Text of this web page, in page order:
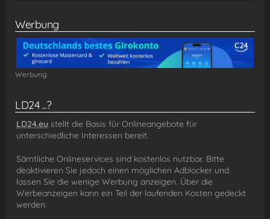
Werbung
Werbung
LD24 ...?
LD24.eu stellt die Basis für Onlineangebote für
unterschiedliche Interessen bereit.
Sämtliche Onlineservices sind kostenlos nutzbar. Bitte
deaktivieren Sie jedoch einen möglichen Adblocker und
lassen Sie die wenige Werbung anzeigen. Über die
Werbeanzeigen kann ein Teil der laufenden Kosten gedeckt
werden.